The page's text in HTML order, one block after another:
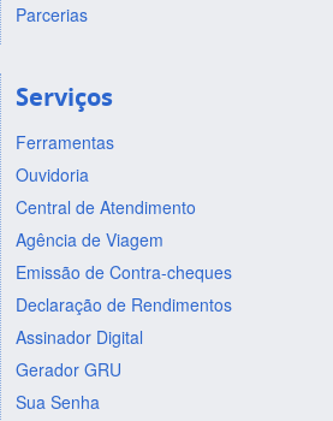
Parcerias
Serviços
Ferramentas
Ouvidoria
Central de Atendimento
Agência de Viagem
Emissão de Contra-cheques
Declaração de Rendimentos
Assinador Digital
Gerador GRU
Sua Senha